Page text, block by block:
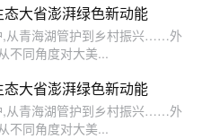
大省澎湃绿色新动能
,从青海湖管护到乡村振兴……外
不同角度对大美...
大省澎湃绿色新动能
,从青海湖管护到乡村振兴……外
不同角度对大美...